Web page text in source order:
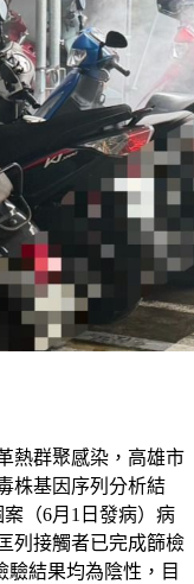
熱群聚感染，高雄市
株基因序列分析結
（6月1日發病）病
列接觸者已完成篩檢
驗結果均為陰性，目